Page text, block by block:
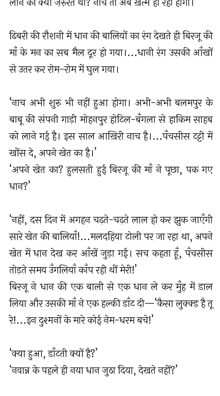
ढिबरी की रौशनी में धान की बालियों का रंग देखते ही बिरजू की
माँ के मन का सब मैल दूर हो गया।...धानी रंग उसकी आँखों
से उतर कर रोम-रोम में घुल गया।
‘नाच अभी शुरु भी नहीं हुआ होगा। अभी-अभी बलमपुर के
बाबू की संपनी गाड़ी मोहनपुर होटिल-बँगला से हाकिम साहब
को लाने गई है। इस साल आख़िरी नाच है।...पँचसीस टट्टी में
खोंस दे, अपने खेत का है।’
‘अपने खेत का? हुलसती हुई बिरजू की माँ ने पूछा, पक गए
धान?’
‘नहीं, दस दिन में अगहन चढ़ते-चढ़ते लाल हो कर झुक जाएँगी
सारे खेत की बालियाँ!...मलदहिया टोली पर जा रहा था, अपने
खेत में धान देख कर आँखें जुड़ा गईं। सच कहता हूँ, पँचसीस
तोड़ते समय उँगलियाँ काँप रही थीं मेरी!’
बिरजू ने धान की एक बाली से एक धान ले कर मुँह में डाल
लिया और उसकी माँ ने एक हल्की डाँट दी—‘कैसा लुक्क्ड़ है तू
रे!...इन दुश्मनों के मारे कोई नेम-धरम बचे!’
‘क्या हुआ, डाँटती क्यों है?’
‘नवान्न के पहले ही नया धान जुठा दिया, देखते नहीं?’